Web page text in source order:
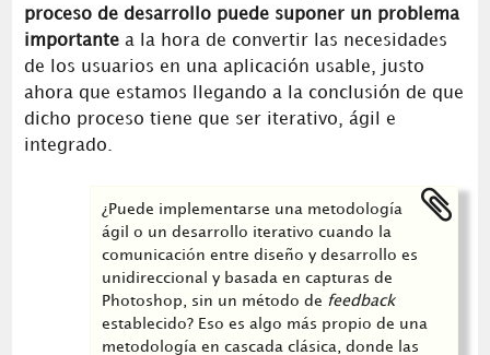
proceso de desarrollo puede suponer un problema
importantea la hora de convertir las necesidades
de los usuarios en una aplicación usable, justo
ahora que estamos llegando a la conclusión de que
dicho proceso tiene que ser iterativo, ágil e
integrado.
¿Puede implementarse una metodología
ágil o un desarrollo iterativo cuando la
comunicación entre diseño y desarrollo es
unidireccional y basada en capturas de
Photoshop, sin un método de feedback
establecido? Eso es algo más propio de una
metodología en cascada clásica, donde las